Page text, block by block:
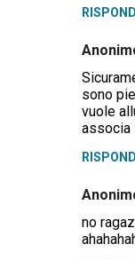
RISPONDI
sono
vuole
associa
RISPONDI
no